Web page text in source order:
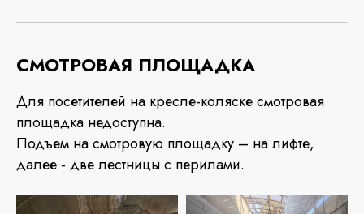
СМОТРОВАЯ ПЛОЩАДКА
Для посетителей на кресле-коляске смотровая
площадка недоступна.
Подъем на смотровую площадку – на лифте,
далее - две лестницы с перилами.